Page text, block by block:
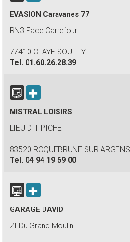
EVASION Caravanes 77
RN3 Face Carrefour
77410 CLAYE SOUILLY
Tel. 01.60.26.28.39
MISTRAL LOISIRS
LIEU DIT PICHE
83520 ROQUEBRUNE SUR ARGENS
Tel. 04 94 19 69 00
GARAGE DAVID
ZI Du Grand Moulin